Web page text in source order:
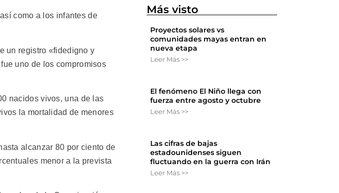
como a los infantes de
un registro «fidedigno y
uno de los compromisos
nacidos vivos, una de las
la mortalidad de menores
alcanzar 80 por ciento de
menor a la prevista
Más visto
Proyectos solares vs
comunidades mayas entran en
nueva etapa
Leer Más >>
El fenómeno El Niño llega con
fuerza entre agosto y octubre
Leer Más >>
Las cifras de bajas
estadounidenses siguen
fluctuando en la guerra con Irán
Leer Más >>